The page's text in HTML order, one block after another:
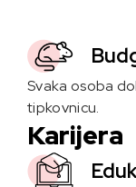
Svaka osoba
tipkovnicu.
Karijera